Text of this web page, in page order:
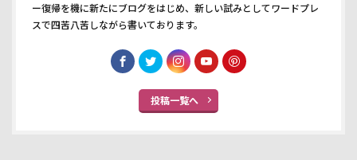
ー復帰を機に新たにブログをはじめ、新しい試みとしてワードプレ
スで四苦八苦しながら書いております。
投稿一覧へ